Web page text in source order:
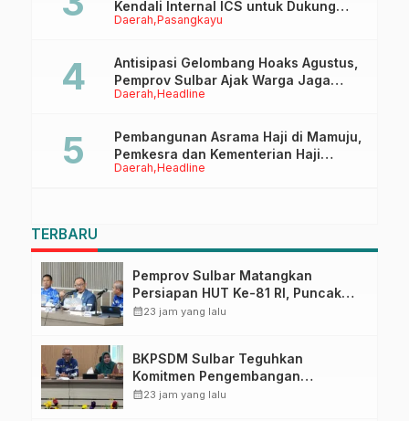
Daerah Pasangkayu
Kendali Internal ICS untuk Dukung
Sertifikasi ISPO Pekebun di
Daerah Headline
Antisipasi Gelombang Hoaks Agustus,
Pemprov Sulbar Ajak Warga Jaga
Ruang Digital
Daerah Headline
Pembangunan Asrama Haji di Mamuju,
Pemkesra dan Kementerian Haji
Sulbar Tinjau Lokasi
TERBARU
Pemprov Sulbar Matangkan
Persiapan HUT Ke-81 RI, Puncak
Upacara di Lapangan Ahmad
calendar_month23 jam yang lalu
BKPSDM Sulbar Teguhkan
Komitmen Pengembangan
Kompetensi ASN melalui
calendar_month23 jam yang lalu